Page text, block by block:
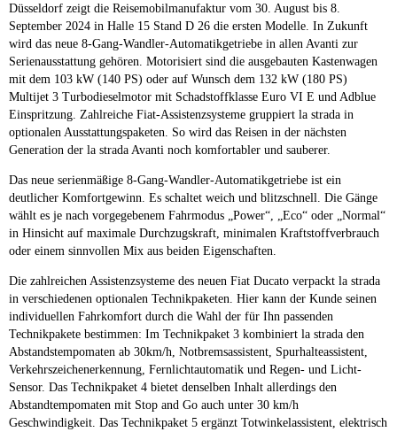
Düsseldorf zeigt die Reisemobilmanufaktur vom 30. August bis 8.
September 2024 in Halle 15 Stand D 26 die ersten Modelle. In Zukunft
wird das neue 8-Gang-Wandler-Automatikgetriebe in allen Avanti zur
Serienausstattung gehören. Motorisiert sind die ausgebauten Kastenwagen
mit dem 103 kW (140 PS) oder auf Wunsch dem 132 kW (180 PS)
Multijet 3 Turbodieselmotor mit Schadstoffklasse Euro VI E und Adblue
Einspritzung. Zahlreiche Fiat-Assistenzsysteme gruppiert la strada in
optionalen Ausstattungspaketen. So wird das Reisen in der nächsten
Generation der la strada Avanti noch komfortabler und sauberer.
Das neue serienmäßige 8-Gang-Wandler-Automatikgetriebe ist ein
deutlicher Komfortgewinn. Es schaltet weich und blitzschnell. Die Gänge
wählt es je nach vorgegebenem Fahrmodus „Power“, „Eco“ oder „Normal“
in Hinsicht auf maximale Durchzugskraft, minimalen Kraftstoffverbrauch
oder einem sinnvollen Mix aus beiden Eigenschaften.
Die zahlreichen Assistenzsysteme des neuen Fiat Ducato verpackt la strada
in verschiedenen optionalen Technikpaketen. Hier kann der Kunde seinen
individuellen Fahrkomfort durch die Wahl der für Ihn passenden
Technikpakete bestimmen: Im Technikpaket 3 kombiniert la strada den
Abstandstempomaten ab 30km/h, Notbremsassistent, Spurhalteassistent,
Verkehrszeichenerkennung, Fernlichtautomatik und Regen- und Licht-
Sensor. Das Technikpaket 4 bietet denselben Inhalt allerdings den
Abstandtempomaten mit Stop and Go auch unter 30 km/h
Geschwindigkeit. Das Technikpaket 5 ergänzt Totwinkelassistent, elektrisch